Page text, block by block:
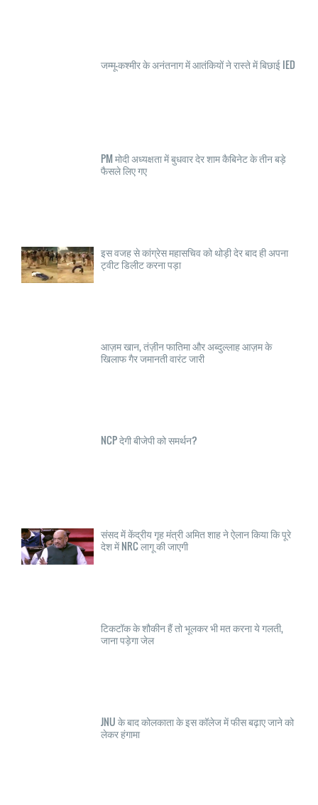
जम्मू-कश्मीर के अनंतनाग में आतंकियों ने रास्ते में बिछाई IED
PM मोदी अध्यक्षता में बुधवार देर शाम कैबिनेट के तीन बड़े
फैसले लिए गए
इस वजह से कांग्रेस महासचिव को थोड़ी देर बाद ही अपना
ट्वीट डिलीट करना पड़ा
आज़म खान, तंज़ीन फातिमा और अब्दुल्लाह आज़म के
खिलाफ गैर जमानती वारंट जारी
NCP देगी बीजेपी को समर्थन?
संसद में केंद्रीय गृह मंत्री अमित शाह ने ऐलान किया कि पूरे
देश में NRC लागू की जाएगी
टिकटॉक के शौकीन हैं तो भूलकर भी मत करना ये गलती,
जाना पड़ेगा जेल
JNU के बाद कोलकाता के इस कॉलेज में फीस बढ़ाए जाने को
लेकर हंगामा